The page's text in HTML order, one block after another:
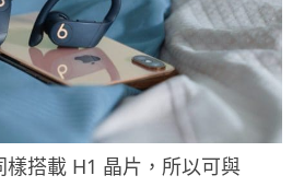
搭載 H1 晶片，所以可與